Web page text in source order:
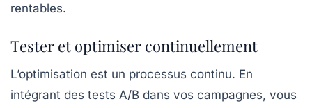
rentables.
Tester et optimiser continuellement
L’optimisation est un processus continu. En
intégrant des tests A/B dans vos campagnes, vous